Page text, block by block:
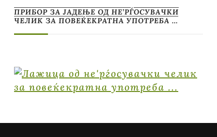
ПРИБОР ЗА ЈАДЕЊЕ ОД НЕ’РЃОСУВАЧКИ
ЧЕЛИК ЗА ПОВЕЌЕКРАТНА УПОТРЕБА …